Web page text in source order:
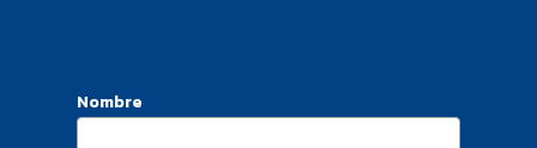
Nombre